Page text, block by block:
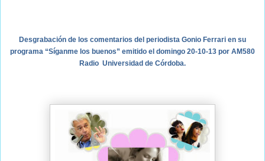
Desgrabación de los comentarios del periodista Gonio Ferrari en su
programa “Síganme los buenos” emitido el domingo 20-10-13 por AM580
Radio Universidad de Córdoba.